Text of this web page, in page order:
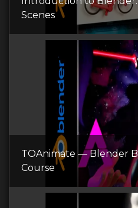
Scenes
TOAnimate — Blender
Course